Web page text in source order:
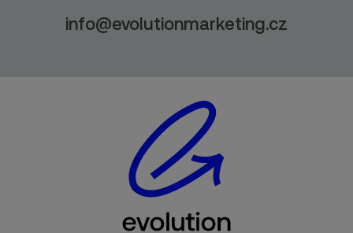
info@evolutionmarketing.cz